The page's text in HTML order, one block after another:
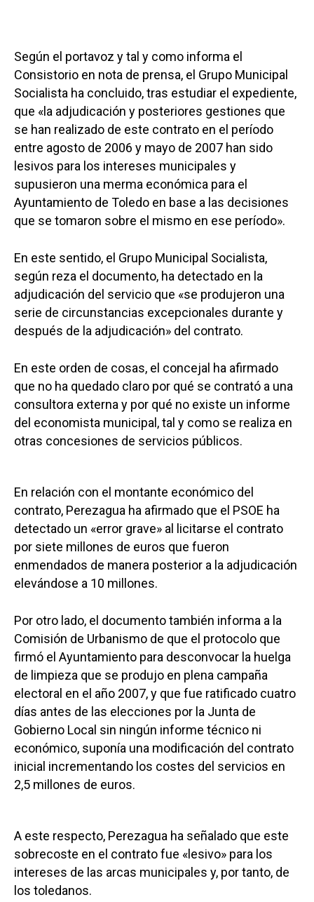
Según el portavoz y tal y como informa el
Consistorio en nota de prensa, el Grupo Municipal
Socialista ha concluido, tras estudiar el expediente,
que «la adjudicación y posteriores gestiones que
se han realizado de este contrato en el período
entre agosto de 2006 y mayo de 2007 han sido
lesivos para los intereses municipales y
supusieron una merma económica para el
Ayuntamiento de Toledo en base a las decisiones
que se tomaron sobre el mismo en ese período».
En este sentido, el Grupo Municipal Socialista,
según reza el documento, ha detectado en la
adjudicación del servicio que «se produjeron una
serie de circunstancias excepcionales durante y
después de la adjudicación» del contrato.
En este orden de cosas, el concejal ha afirmado
que no ha quedado claro por qué se contrató a una
consultora externa y por qué no existe un informe
del economista municipal, tal y como se realiza en
otras concesiones de servicios públicos.
En relación con el montante económico del
contrato, Perezagua ha afirmado que el PSOE ha
detectado un «error grave» al licitarse el contrato
por siete millones de euros que fueron
enmendados de manera posterior a la adjudicación
elevándose a 10 millones.
Por otro lado, el documento también informa a la
Comisión de Urbanismo de que el protocolo que
firmó el Ayuntamiento para desconvocar la huelga
de limpieza que se produjo en plena campaña
electoral en el año 2007, y que fue ratificado cuatro
días antes de las elecciones por la Junta de
Gobierno Local sin ningún informe técnico ni
económico, suponía una modificación del contrato
inicial incrementando los costes del servicios en
2,5 millones de euros.
A este respecto, Perezagua ha señalado que este
sobrecoste en el contrato fue «lesivo» para los
intereses de las arcas municipales y, por tanto, de
los toledanos.